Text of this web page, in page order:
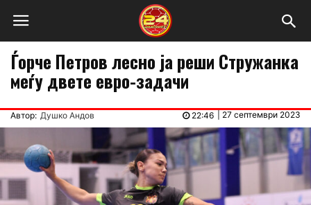
Ѓорче Петров лесно ја реши Стружанка
меѓу двете евро-задачи
Автор: Душко Андов 27 септември 2023
22:46